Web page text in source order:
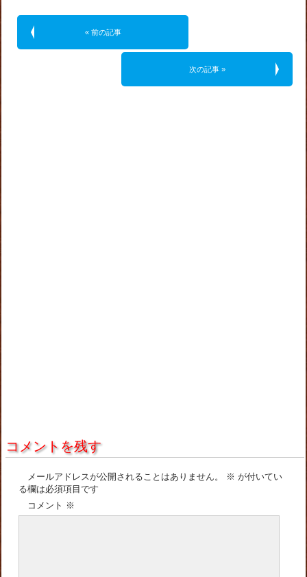
« 前の記事
次の記事 »
コメントを残す
メールアドレスが公開されることはありません。 ※ が付いてい
る欄は必須項目です
コメント ※